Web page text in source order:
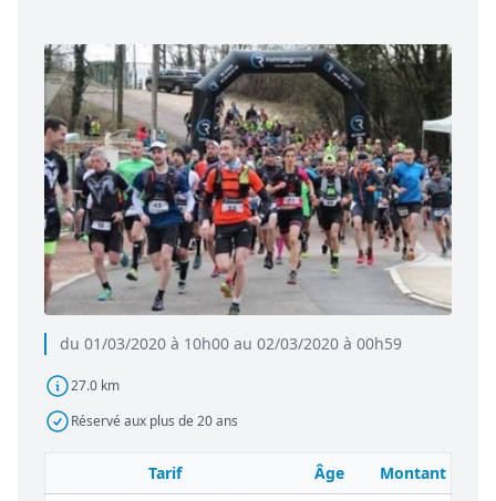
du 01/03/2020 à 10h00 au 02/03/2020 à 00h59
27.0 km
Réservé aux plus de 20 ans
Tarif Âge Montant